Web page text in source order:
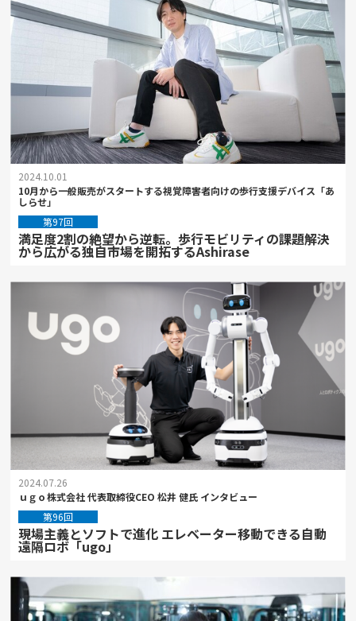
2024.10.01
10月から一般販売がスタートする視覚障害者向けの歩行支援デバイス「あ
しらせ」
第97回
満足度2割の絶望から逆転。歩行モビリティの課題解決
から広がる独自市場を開拓するAshirase
2024.07.26
ｕｇｏ株式会社 代表取締役CEO 松井 健氏 インタビュー
第96回
現場主義とソフトで進化 エレベーター移動できる自動
遠隔ロボ「ugo」